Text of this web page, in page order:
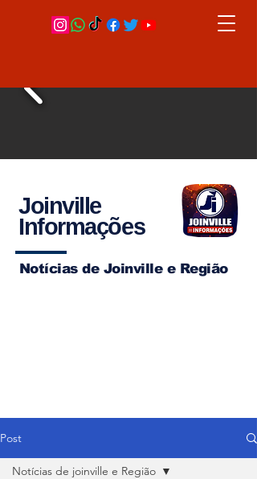
Joinville
Informações
Notícias de Joinville e Região
Post
Notícias de joinville e Região